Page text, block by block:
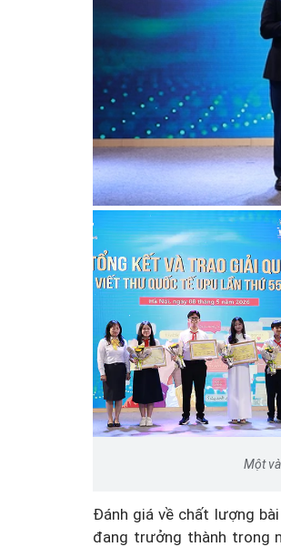
Một
Đánh giá về chất lượng
đang trưởng thành trong